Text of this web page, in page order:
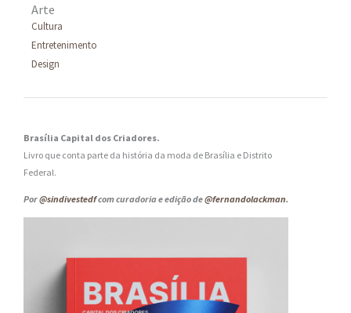
Arte
Cultura
Entretenimento
Design
Brasília Capital dos Criadores.
Livro que conta parte da história da moda de Brasília e Distrito
Federal.
Por@sindivestedfcom curadoria e edição de@fernandolackman.